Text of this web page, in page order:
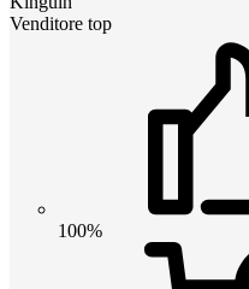
Venditore top
100%